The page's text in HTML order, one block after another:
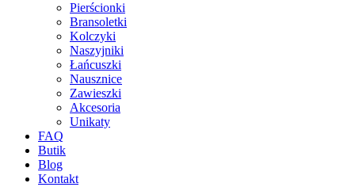
Pierścionki
Bransoletki
Kolczyki
Naszyjniki
Łańcuszki
Nausznice
Zawieszki
Akcesoria
Unikaty
FAQ
Butik
Blog
Kontakt